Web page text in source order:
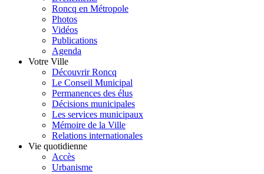
Roncq en Métropole
Photos
Vidéos
Publications
Agenda
Votre Ville
Découvrir Roncq
Le Conseil Municipal
Permanences des élus
Décisions municipales
Les services municipaux
Mémoire de la Ville
Relations internationales
Vie quotidienne
Accès
Urbanisme